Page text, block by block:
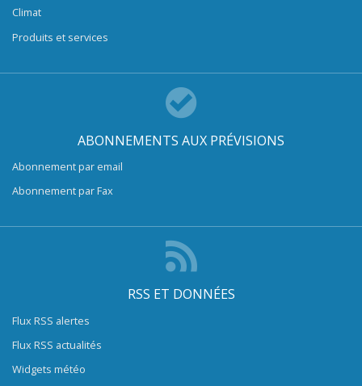
Climat
Produits et services
ABONNEMENTS AUX PRÉVISIONS
Abonnement par email
Abonnement par Fax
RSS ET DONNÉES
Flux RSS alertes
Flux RSS actualités
Widgets météo